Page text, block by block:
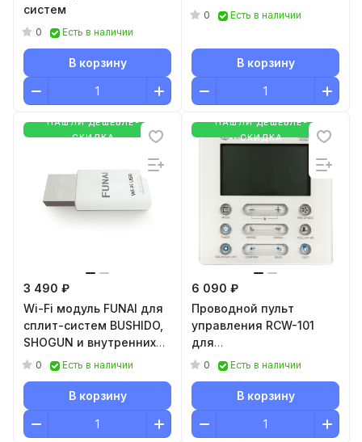
систем
0 Есть в наличии
В корзину
0 Есть в наличии
В корзину
НАШЛИ ДЕШЕВЛЕ-
СКИДКА
3 490 ₽
Wi-Fi модуль FUNAI для
сплит-систем BUSHIDO,
SHOGUN и внутренних
настенных блоков
ORIGAMI KODO AEX-
W4G1F
0 Есть в наличии
В корзину
НАШЛИ ДЕШЕВЛЕ-
СКИДКА
6 090 ₽
Проводной пульт
управления RCW-101
для
полупромышленного
ESPERTO RCW-101
0 Есть в наличии
В корзину